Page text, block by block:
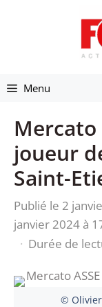
Menu
Mercato
joueur
Saint-
Publié le 2
janvier 2024 à
· Durée de
© Olivier